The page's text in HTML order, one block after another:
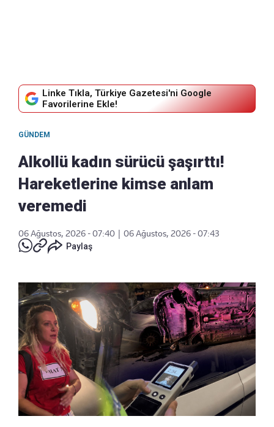
Linke Tıkla, Türkiye Gazetesi'ni Google
Favorilerine Ekle!
GÜNDEM
Alkollü kadın sürücü şaşırttı!
Hareketlerine kimse anlam
veremedi
06 Ağustos, 2026 - 07:40 | 06 Ağustos, 2026 - 07:43
Paylaş